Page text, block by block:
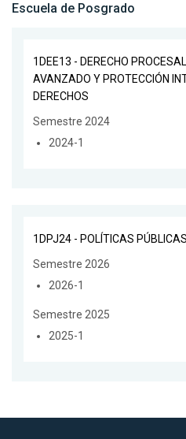
Escuela de Posgrado
1DEE13 - DERECHO
AVANZADO Y PROTECCIÓN
DERECHOS
Semestre 2024
2024-1
1DPJ24 - POLÍTICAS
Semestre 2026
2026-1
Semestre 2025
2025-1